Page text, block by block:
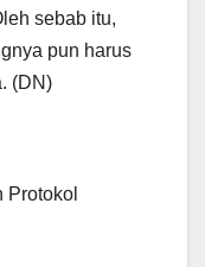
sebab itu,
pun harus
(DN)
Protokol